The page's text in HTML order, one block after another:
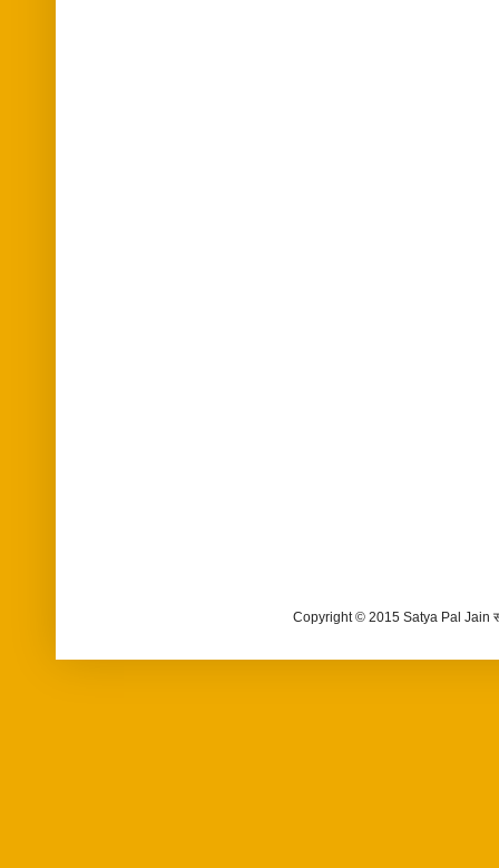
Copyright © 2015 Satya Pal Jain